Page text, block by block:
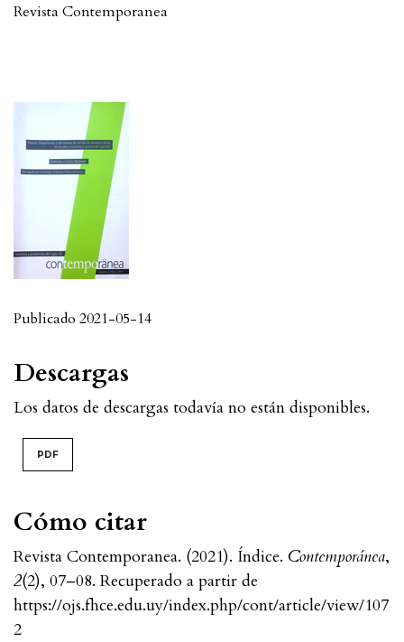
Revista Contemporanea
Publicado 2021-05-14
Cómo citar
Revista Contemporanea. (2021). Índice. Contemporánea,
2(2), 07–08. Recuperado a partir de
https://ojs.fhce.edu.uy/index.php/cont/article/view/107
2
PDF
Descargas
Los datos de descargas todavía no están disponibles.